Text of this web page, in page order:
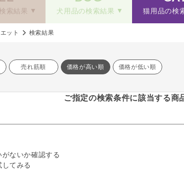
索結果 犬用品の検索結果 猫用品の検
ット 検索結果
売れ筋順 価格が高い順 価格が低い順
ご指定の検索条件に該当する商
がないか確認する
してみる